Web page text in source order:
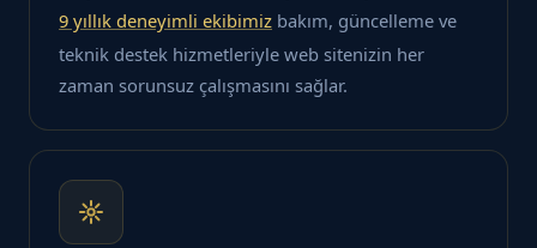
9 yıllık deneyimli ekibimiz bakım, güncelleme ve
teknik destek hizmetleriyle web sitenizin her
zaman sorunsuz çalışmasını sağlar.